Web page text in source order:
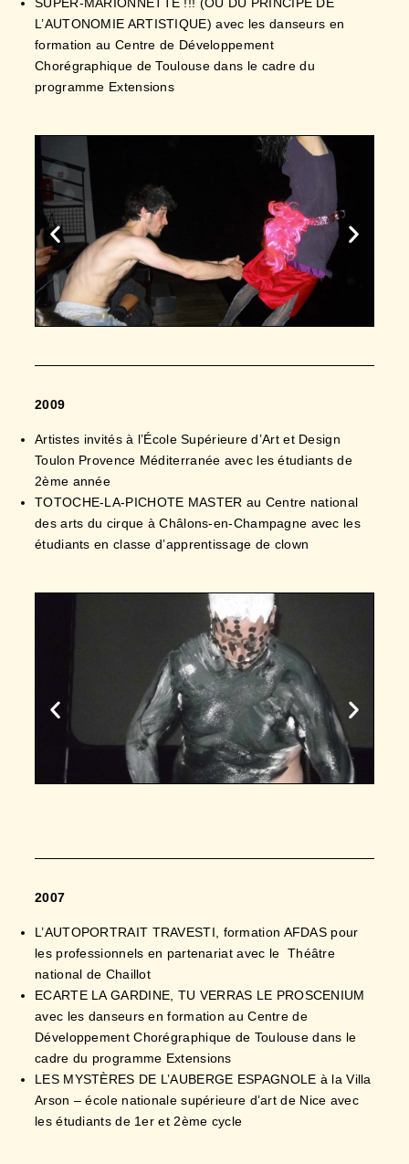
formation au Centre de Développement
Chorégraphique de Toulouse dans le cadre du
programme Extensions
2009
Artistes invités à l’École Supérieure d’Art et Design
2ème année
TOTOCHE-LA-PICHOTE MASTER au Centre national
des arts du cirque à Châlons-en-Champagne avec les
étudiants en classe d’apprentissage de clown
2007
L’AUTOPORTRAIT TRAVESTI, formation AFDAS pour
national de Chaillot
ECARTE LA GARDINE, TU VERRAS LE PROSCENIUM
avec les danseurs en formation au Centre de
Développement Chorégraphique de Toulouse dans le
cadre du programme Extensions
LES MYSTÈRES DE L’AUBERGE ESPAGNOLE à la Villa
Arson – école nationale supérieure d’art de Nice avec
les étudiants de 1er et 2ème cycle